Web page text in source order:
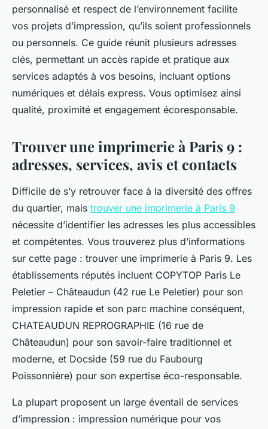
personnalisé et respect de l’environnement facilite
vos projets d’impression, qu’ils soient professionnels
ou personnels. Ce guide réunit plusieurs adresses
clés, permettant un accès rapide et pratique aux
services adaptés à vos besoins, incluant options
numériques et délais express. Vous optimisez ainsi
qualité, proximité et engagement écoresponsable.
Trouver une imprimerie à Paris 9 :
adresses, services, avis et contacts
Difficile de s’y retrouver face à la diversité des offres
du quartier, mais trouver une imprimerie à Paris 9
nécessite d’identifier les adresses les plus accessibles
et compétentes. Vous trouverez plus d’informations
sur cette page : trouver une imprimerie à Paris 9. Les
établissements réputés incluent COPYTOP Paris Le
Peletier – Châteaudun (42 rue Le Peletier) pour son
impression rapide et son parc machine conséquent,
CHATEAUDUN REPROGRAPHIE (16 rue de
Châteaudun) pour son savoir-faire traditionnel et
moderne, et Docside (59 rue du Faubourg
Poissonnière) pour son expertise éco-responsable.
La plupart proposent un large éventail de services
d’impression : impression numérique pour vos